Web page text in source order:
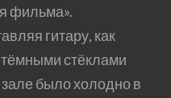
фильма».
гитару, как
тёмными стёклами
было холодно в